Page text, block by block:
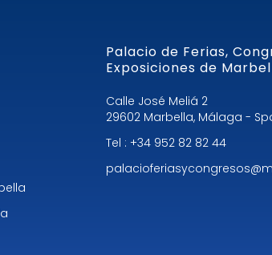
Palacio de Ferias,
Exposiciones de
Calle José Meliá 2
29602 Marbella, Málaga -
Tel : +34 952 82 82 44